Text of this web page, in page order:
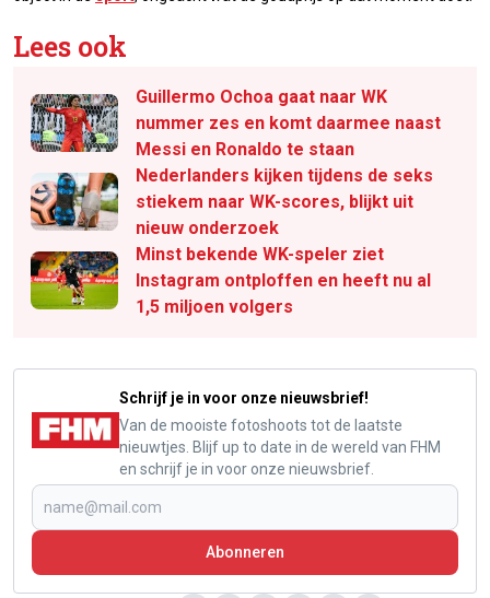
Lees ook
Guillermo Ochoa gaat naar WK
nummer zes en komt daarmee naast
Messi en Ronaldo te staan
Nederlanders kijken tijdens de seks
stiekem naar WK-scores, blijkt uit
nieuw onderzoek
Minst bekende WK-speler ziet
Instagram ontploffen en heeft nu al
1,5 miljoen volgers
Schrijf je in voor onze nieuwsbrief!
Van de mooiste fotoshoots tot de laatste
nieuwtjes. Blijf up to date in de wereld van FHM
en schrijf je in voor onze nieuwsbrief.
Abonneren